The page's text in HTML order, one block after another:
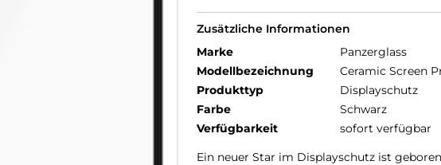
Zusätzliche Informationen
Marke
Panzerglass
Modellbezeichnung
Ceramic Screen
Produkttyp
Displayschutz
Farbe
Schwarz
Verfügbarkeit
sofort verfügbar
Ein neuer Star im Displayschutz ist